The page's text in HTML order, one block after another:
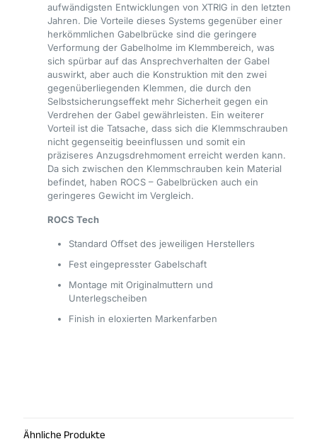
aufwändigsten Entwicklungen von XTRIG in den letzten
Jahren. Die Vorteile dieses Systems gegenüber einer
herkömmlichen Gabelbrücke sind die geringere
Verformung der Gabelholme im Klemmbereich, was
sich spürbar auf das Ansprechverhalten der Gabel
auswirkt, aber auch die Konstruktion mit den zwei
gegenüberliegenden Klemmen, die durch den
Selbstsicherungseffekt mehr Sicherheit gegen ein
Verdrehen der Gabel gewährleisten. Ein weiterer
Vorteil ist die Tatsache, dass sich die Klemmschrauben
nicht gegenseitig beeinflussen und somit ein
präziseres Anzugsdrehmoment erreicht werden kann.
Da sich zwischen den Klemmschrauben kein Material
befindet, haben ROCS – Gabelbrücken auch ein
geringeres Gewicht im Vergleich.
ROCS Tech
Standard Offset des jeweiligen Herstellers
Fest eingepresster Gabelschaft
Montage mit Originalmuttern und
Unterlegscheiben
Finish in eloxierten Markenfarben
„XTRIG ROCS Tech Gabelbrücke“
Ähnliche Produkte